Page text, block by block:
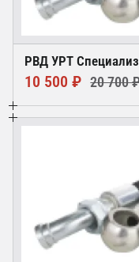
РВД УРТ
10 500 ₽ 20 700